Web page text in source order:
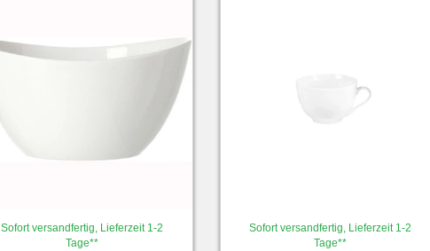
Sofort versandfertig, Lieferzeit 1-2
Tage**
Sofort versandfertig, Lieferzeit 1-2
Tage**